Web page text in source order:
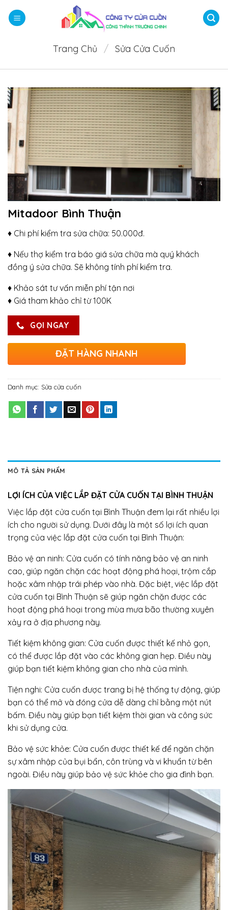
qua
Trang Chủ / Sửa Cửa Cuốn
Mitadoor Bình Thuận
♦ Chi phí kiểm tra sửa chữa: 50.000đ.
♦ Nếu thợ kiểm tra báo giá sửa chữa mà quý khách
đồng ý sửa chữa. Sẽ không tính phí kiểm tra.
♦ Khảo sát tư vấn miễn phí tận nơi
♦ Giá tham khảo chỉ từ 100K
GỌI NGAY
ĐẶT HÀNG NHANH
Danh mục: Sửa cửa cuốn
MÔ TẢ SẢN PHẨM
LỢI ÍCH CỦA VIỆC LẮP ĐẶT CỬA CUỐN TẠI BÌNH THUẬN
Việc lắp đặt cửa cuốn tại Bình Thuận đem lại rất nhiều lợi
ích cho người sử dụng. Dưới đây là một số lợi ích quan
trọng của việc lắp đặt cửa cuốn tại Bình Thuận:
Bảo vệ an ninh: Cửa cuốn có tính năng bảo vệ an ninh
cao, giúp ngăn chặn các hoạt động phá hoại, trộm cắp
hoặc xâm nhập trái phép vào nhà. Đặc biệt, việc lắp đặt
cửa cuốn tại Bình Thuận sẽ giúp ngăn chặn được các
hoạt động phá hoại trong mùa mưa bão thường xuyên
xảy ra ở địa phương này.
Tiết kiệm không gian: Cửa cuốn được thiết kế nhỏ gọn,
có thể được lắp đặt vào các không gian hẹp. Điều này
giúp bạn tiết kiệm không gian cho nhà của mình.
Tiện nghi: Cửa cuốn được trang bị hệ thống tự động, giúp
bạn có thể mở và đóng cửa dễ dàng chỉ bằng một nút
bấm. Điều này giúp bạn tiết kiệm thời gian và công sức
khi sử dụng cửa.
Bảo vệ sức khỏe: Cửa cuốn được thiết kế để ngăn chặn
sự xâm nhập của bụi bẩn, côn trùng và vi khuẩn từ bên
ngoài. Điều này giúp bảo vệ sức khỏe cho gia đình bạn.